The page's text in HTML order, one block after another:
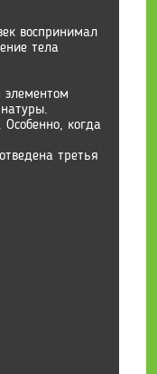
воспринимал
тела
элементом
когда
третья